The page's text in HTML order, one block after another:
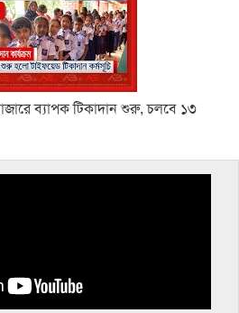
ব্যাপক টিকাদান শুরু, চলবে ১৩